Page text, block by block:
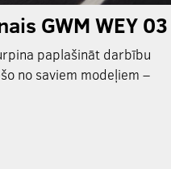
GWM WEY 03
paplašināt darbību
no saviem modeļiem –